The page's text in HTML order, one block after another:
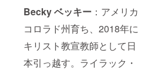
Becky ベッキー ：アメリカ
コロラド州育ち、2018年に
キリスト教宣教師として日
本引っ越す。ライラック・